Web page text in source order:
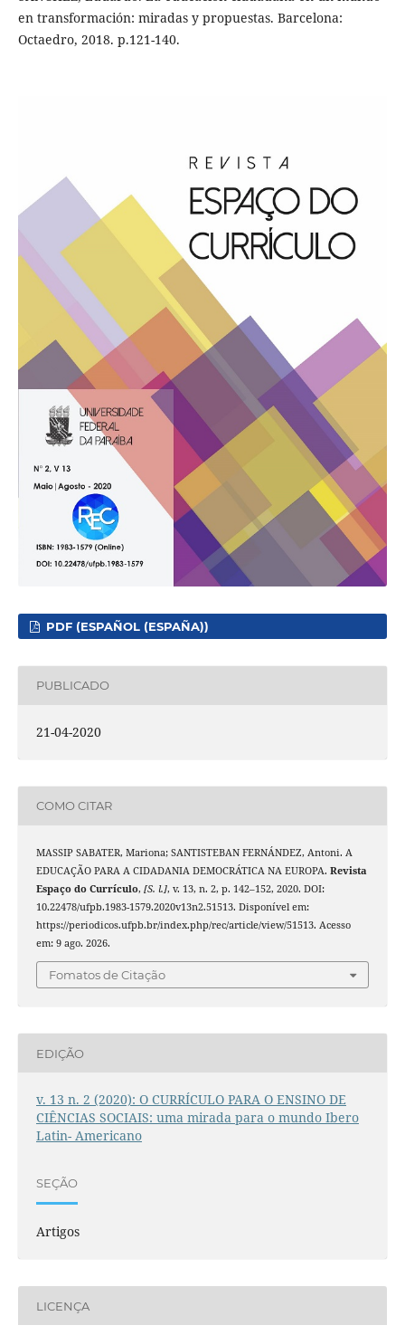
en transformación: miradas y propuestas. Barcelona:
Octaedro, 2018. p.121-140.
PDF (ESPAÑOL (ESPAÑA))
PUBLICADO
21-04-2020
COMO CITAR
MASSIP SABATER, Mariona; SANTISTEBAN FERNÁNDEZ, Antoni. A
EDUCAÇÃO PARA A CIDADANIA DEMOCRÁTICA NA EUROPA. Revista
Espaço do Currículo, [S. l.], v. 13, n. 2, p. 142–152, 2020. DOI:
10.22478/ufpb.1983-1579.2020v13n2.51513. Disponível em:
https://periodicos.ufpb.br/index.php/rec/article/view/51513. Acesso
em: 9 ago. 2026.
Fomatos de Citação
EDIÇÃO
v. 13 n. 2 (2020): O CURRÍCULO PARA O ENSINO DE
CIÊNCIAS SOCIAIS: uma mirada para o mundo Ibero
Latin- Americano
SEÇÃO
Artigos
LICENÇA